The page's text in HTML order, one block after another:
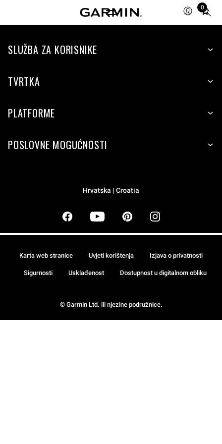
0
Total
items
cart:
SLUŽBA ZA KORISNIKE
TVRTKA
PLATFORME
POSLOVNE MOGUĆNOSTI
Hrvatska | Croatia
© Garmin Ltd. ili njezine podružnice.
Karta web stranice Uvjeti korištenja Izjava o privatnosti
Sigurnosti Usklađenost Dostupnost u digitalnom obliku